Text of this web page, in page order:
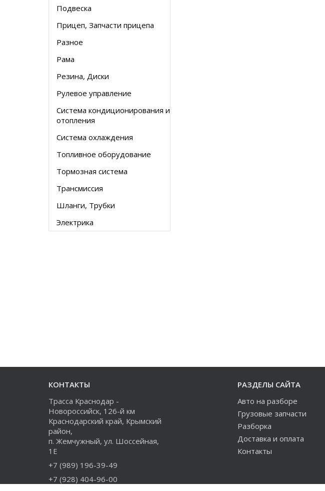
Подвеска
Прицеп, Запчасти прицепа
Разное
Рама
Резина, Диски
Рулевое управление
Система кондиционирования и
отопления
Система охлаждения
Топливное оборудование
Тормозная система
Трансмиссия
Шланги, Трубки
Электрика
КОНТАКТЫ
Трасса Краснодар -
Новороссийск, 126-й км
Краснодарский край, Крымский
район,
п. Жемчужный, ул. Шоссейная,
1Е
+7 (989) 196-39-49
+7 (928) 404-96-00
РАЗДЕЛЫ САЙТА
Авто на разборе
Грузовые запчасти
Разборка
Доставка и оплата
Контакты